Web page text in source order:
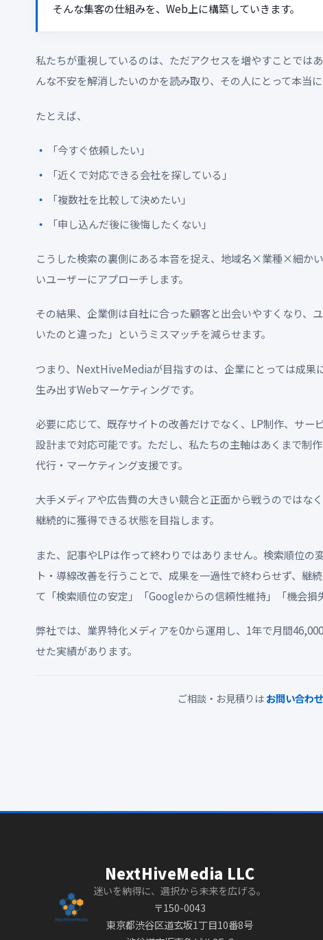
そんな集客の仕組みを、Web上に構築していきます。
私たちが重視しているのは、ただアクセスを増やすことでは
んな不安を解消したいのかを読み取り、その人にとって本当
たとえば、
「今すぐ依頼したい」
「近くで対応できる会社を探している」
「複数社を比較して決めたい」
「申し込んだ後に後悔したくない」
こうした検索の裏側にある本音を捉え、地域名×業種×細か
いユーザーにアプローチします。
その結果、企業側は自社に合った顧客と出会いやすくなり、
いたのと違った」というミスマッチを減らせます。
つまり、NextHiveMediaが目指すのは、企業にとっては成果
生み出すWebマーケティングです。
必要に応じて、既存サイトの改善だけでなく、LP制作、サー
設計まで対応可能です。ただし、私たちの主軸はあくまで制
代行・マーケティング支援です。
大手メディアや広告費の大きい競合と正面から戦うのではな
継続的に獲得できる状態を目指します。
また、記事やLPは作って終わりではありません。検索順位
ト・導線改善を行うことで、成果を一過性で終わらせず、継
て「検索順位の安定」「Googleからの信頼性維持」「機会損
弊社では、業界特化メディアを0から運用し、1年で月間
せた実績があります。
ご相談・お見積りはお問い合わ
NextHiveMedia LLC
迷いを納得に、選択から未来を広げる。
〒150-0043
東京都渋谷区道玄坂1丁目10番8号